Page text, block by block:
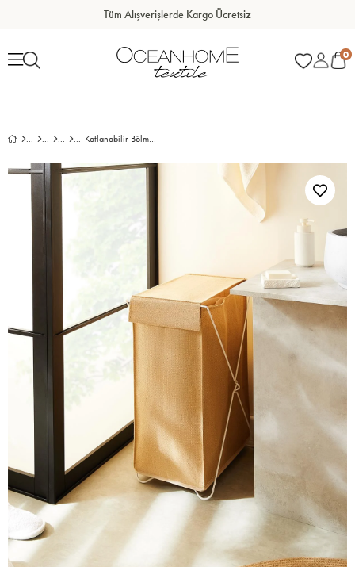
Tüm Alışverişlerde Kargo Ücretsiz
0
Katlanabilir Bölmeli Beyaz Metal Destekli Naturel Jüt Çamaşır Sepeti 44 x 29 x 70 cm